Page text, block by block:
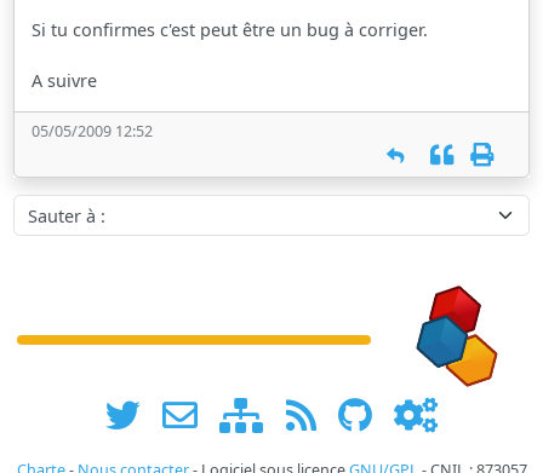
Si tu confirmes c'est peut être un bug à corriger.
A suivre
05/05/2009 12:52
Sauter à :